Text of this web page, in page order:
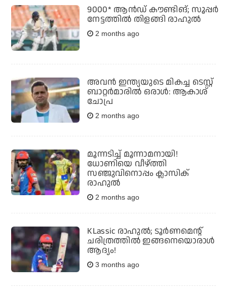
9000* ആന്‍ഡ് കൗണ്ടിങ്; സൂപ്പര്‍
നേട്ടത്തില്‍ തിളങ്ങി രാഹുല്‍
2 months ago
അവന്‍ ഇന്ത്യയുടെ മികച്ച ടെസ്റ്റ്
ബാറ്റര്‍മാരില്‍ ഒരാള്‍: ആകാശ്
ചോപ്ര
2 months ago
മൂന്നടിച്ച് മൂന്നാമനായി!
ധോണിയെ വീഴ്ത്തി
സഞ്ജുവിനൊപ്പം ക്ലാസിക്
രാഹുല്‍
2 months ago
KLassic രാഹുല്‍; ടൂര്‍ണമെന്റ്
ചരിത്രത്തില്‍ ഇങ്ങനെയൊരാള്‍
ആദ്യം!
3 months ago